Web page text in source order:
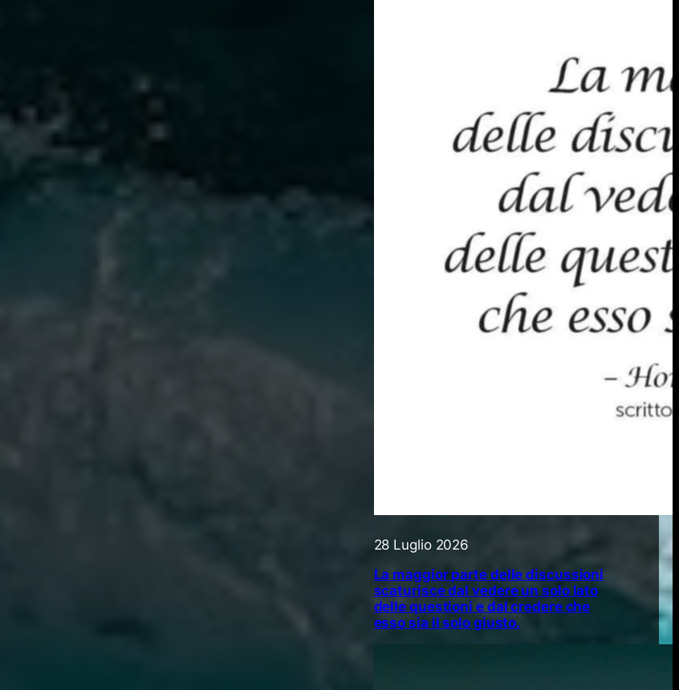
28 Luglio 2026
La maggior parte delle discussioni
scaturisce dal vedere un solo lato
delle questioni e dal credere che
esso sia il solo giusto.